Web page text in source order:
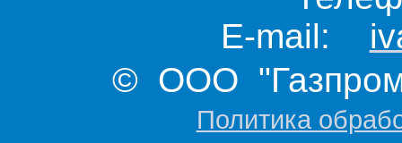
E-mail:
© ООО "Газпром
Политика